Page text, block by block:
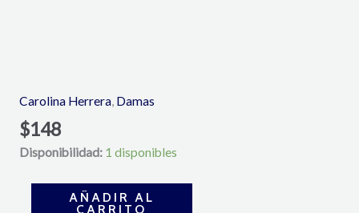
Carolina Herrera, Damas
$148
Disponibilidad: 1 disponibles
de
Toilette
Dama
100
AÑADIR AL
CARRITO